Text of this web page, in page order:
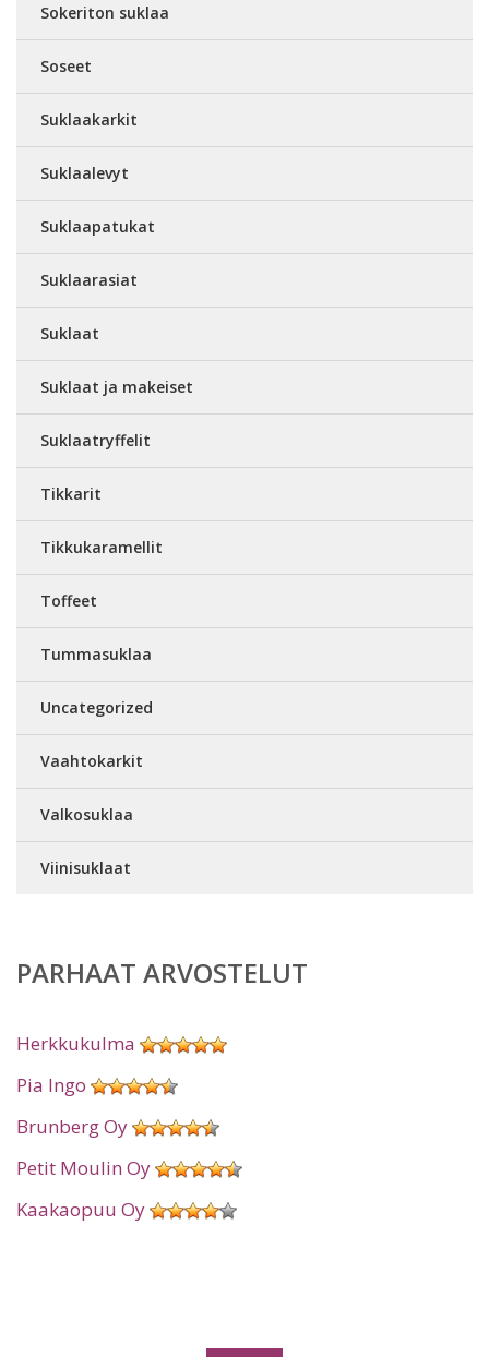
Sokeriton suklaa
Soseet
Suklaakarkit
Suklaalevyt
Suklaapatukat
Suklaarasiat
Suklaat
Suklaat ja makeiset
Suklaatryffelit
Tikkarit
Tikkukaramellit
Toffeet
Tummasuklaa
Uncategorized
Vaahtokarkit
Valkosuklaa
Viinisuklaat
PARHAAT ARVOSTELUT
Herkkukulma
Pia Ingo
Brunberg Oy
Petit Moulin Oy
Kaakaopuu Oy